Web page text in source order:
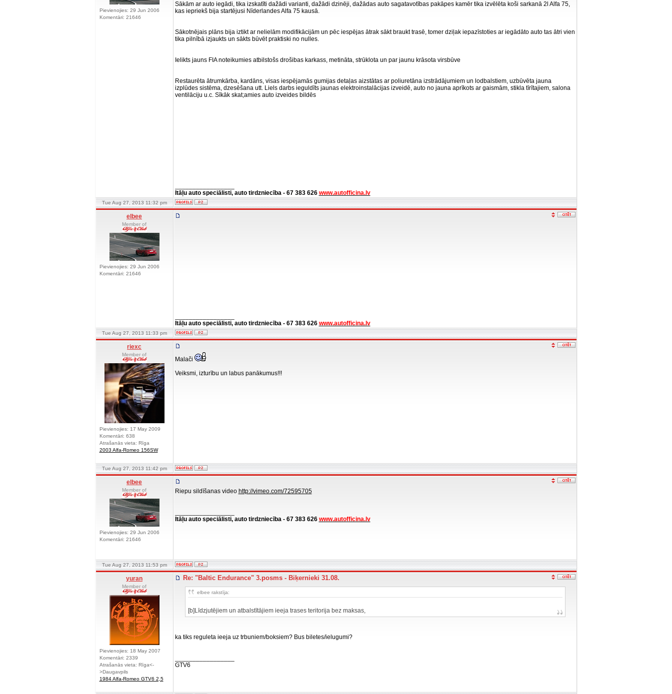
Pievienojies: 29 Jun 2006
Komentāri: 21646
Sākām ar auto iegādi, tika izskatīti dažādi varianti, dažādi dzinēji, dažādas auto sagatavotības pakāpes kamēr tika izvēlēta koši sarkanā 2l Alfa 75,
kas iepriekš bija startējusi Nīderlandes Alfa 75 kausā.
Sākotnējais plāns bija iztikt ar nelielām modifikācijām un pēc iespējas ātrak sākt braukt trasē, tomer dziļak iepazīstoties ar iegādāto auto tas ātri vien
tika pilnībā izjaukts un sākts būvēt praktiski no nulles.
Ielikts jauns FIA noteikumies atbilstošs drošibas karkass, metināta, strūklota un par jaunu krāsota virsbūve
Restaurēta ātrumkārba, kardāns, visas iespējamās gumijas detaļas aizstātas ar poliuretāna izstrādājumiem un lodbalstiem, uzbūvēta jauna
izplūdes sistēma, dzesēšana utt. Liels darbs ieguldīts jaunas elektroinstalācijas izveidē, auto no jauna aprīkots ar gaismām, stikla tīrītajiem, salona
ventilāciju u.c. Sīkāk skat;amies auto izveides bildēs
Itāļu auto speciālisti, auto tirdzniecība - 67 383 626 www.autofficina.lv
Tue Aug 27, 2013 11:32 pm
elbee
Member of
Pievienojies: 29 Jun 2006
Komentāri: 21646
Itāļu auto speciālisti, auto tirdzniecība - 67 383 626 www.autofficina.lv
Tue Aug 27, 2013 11:33 pm
riexc
Member of
Pievienojies: 17 May 2009
Komentāri: 638
Atrašanās vieta: Rīga
2003 Alfa-Romeo 156SW
Malači
Veiksmi, izturību un labus panākumus!!!
Tue Aug 27, 2013 11:42 pm
elbee
Member of
Pievienojies: 29 Jun 2006
Komentāri: 21646
Riepu sildīšanas video http://vimeo.com/72595705
Itāļu auto speciālisti, auto tirdzniecība - 67 383 626 www.autofficina.lv
Tue Aug 27, 2013 11:53 pm
yuran
Member of
Pievienojies: 18 May 2007
Komentāri: 2339
Atrašanās vieta: Rīga<-
>Daugavpils
1984 Alfa-Romeo GTV6 2,5
Re: "Baltic Endurance" 3.posms - Biķernieki 31.08.
elbee rakstīja:
[b]Līdzjutējiem un atbalstītājiem ieeja trases teritorija bez maksas,
ka tiks reguleta ieeja uz trbuniem/boksiem? Bus biletes/ielugumi?
GTV6